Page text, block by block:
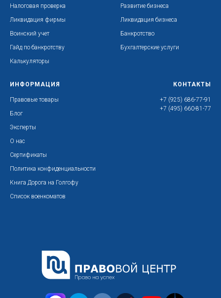
Налоговая проверка
Ликвидация фирмы
Воинский учет
Гайд по банкротству
Калькуляторы
Развитие бизнеса
Ликвидация бизнеса
Банкротство
Бухгалтерские услуги
ИНФОРМАЦИЯ
Правовые товары
Блог
Эксперты
О нас
Сертификаты
Политика конфиденциальности
Книга Дорога на Голгофу
Список военкоматов
КОНТАКТЫ
+7 (925) 686-77-91
+7 (495) 660-81-77